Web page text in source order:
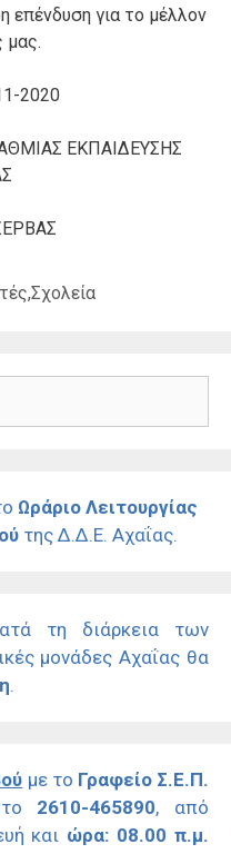
επένδυση για το μέλλον
μας.
2020
ΕΚΠΑΙΔΕΥΣΗΣ
,Σχολεία
Ωράριο Λειτουργίας
της Δ.Δ.Ε. Αχαΐας.
τη διάρκεια των
μονάδες Αχαΐας θα
.
με το Γραφείο Σ.Ε.Π.
2610-465890, από
και ώρα: 08.00 π.μ.